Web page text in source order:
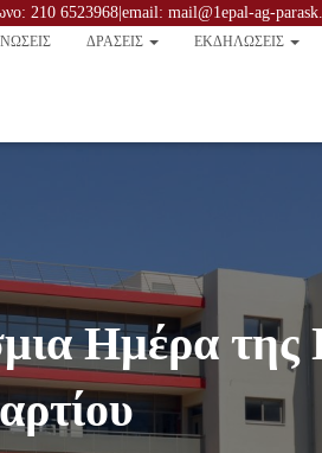
210 6523968|email: mail@1epal-ag-
ΔΡΑΣΕΙΣ ΕΚΔΗΛΩΣΕΙΣ
Ημέρα της